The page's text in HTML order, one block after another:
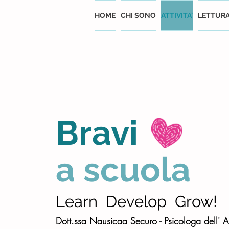
HOME CHI SONO ATTIVITA'
Bravi
a scuola
Learn Develop Grow!
Dott.ssa Nausicaa Securo - Psicologa dell'